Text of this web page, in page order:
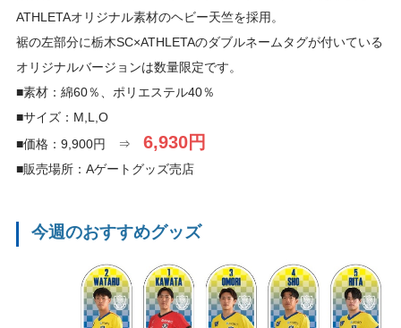
ATHLETAオリジナル素材のヘビー天竺を採用。
裾の左部分に栃木SC×ATHLETAのダブルネームタグが付いている
オリジナルバージョンは数量限定です。
■素材：綿60％、ポリエステル40％
■サイズ：M,L,O
■価格：9,900円 ⇒ 6,930円
■販売場所：Aゲートグッズ売店
今週のおすすめグッズ